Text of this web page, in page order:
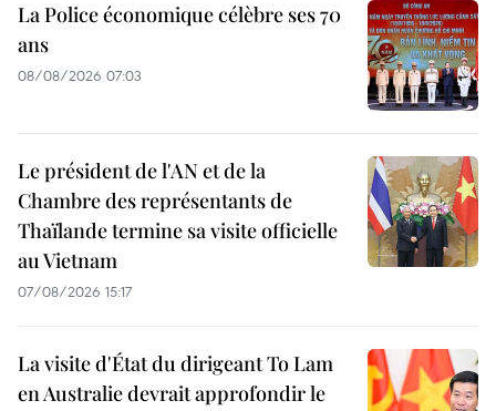
La Police économique célèbre ses 70
ans
08/08/2026 07:03
Le président de l'AN et de la
Chambre des représentants de
Thaïlande termine sa visite officielle
au Vietnam
07/08/2026 15:17
La visite d'État du dirigeant To Lam
en Australie devrait approfondir le